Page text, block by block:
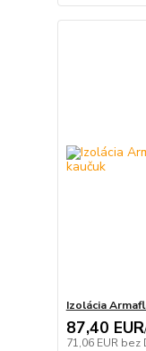
Izolácia
87,40 EUR/
71,06 EUR bez